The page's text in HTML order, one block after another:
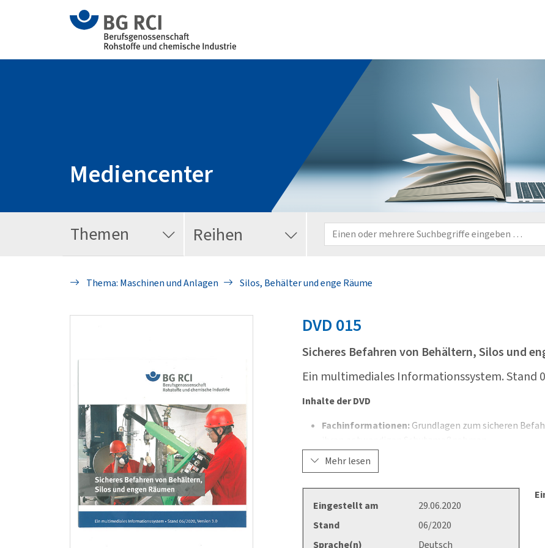
Mediencenter
Themen Reihen
Thema: Maschinen und Anlagen Silos, Behälter und enge Räume
DVD 015
Sicheres Befahren von Behältern, Silos und
Ein multimediales Informationssystem. Stand
Inhalte der DVD
Fachinformationen:Grundlagen zum sicheren
3 Fallbeispiele:
Wartungsarbeit in einer Grube
Empfohlene Systemvoraussetzungen:
Windows-PC
Betriebssystem ab Windows 7.
Mehr lesen
Eingestellt am
29.06.2020
Stand
06/2020
Sprache(n)
Deutsch